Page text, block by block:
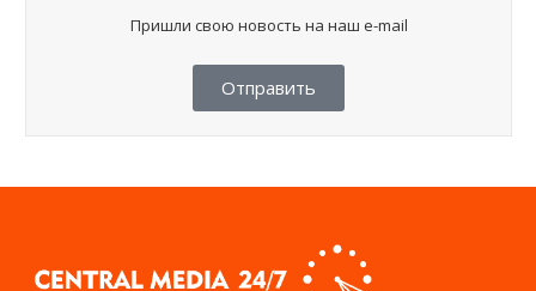
Пришли свою новость на наш e-mail
Отправить